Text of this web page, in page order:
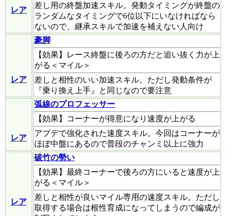
レア
差し用の終盤加速スキル。発動タイミングが終盤の
ランダムなタイミングで6位以下にいなければなら
ないので、継承スキルで加速を補えない人向け
レア
豪脚
【効果】レース終盤に後ろの方だと追い抜く力が上
がる＜マイル＞
差しと相性のいい加速スキル。ただし発動条件が
『乗り換え上手』と同じなので要注意
レア
弧線のプロフェッサー
【効果】コーナーが得意になり速度が上がる
アプデで強化された速度スキル。今回はコーナーが
ほぼ中盤にあるので普段のチャンミ以上に強力
レア
破竹の勢い
【効果】最終コーナーで後ろの方にいると速度が上
がる＜マイル＞
差しと相性が良いマイル専用の速度スキル。ただし
取得する場合は根性育成になってしまうので編成が